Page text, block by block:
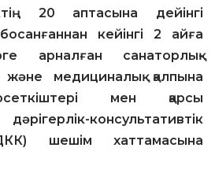
20 аптасына дейінгі
кейінгі 2 айға
арналған санаторлық-
медициналық қалпына
мен қарсы
консультативтік
шешім хаттамасына